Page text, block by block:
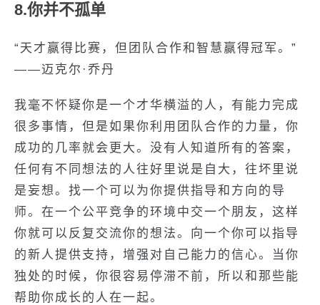
8.你并不孤单
“天才赢得比赛，但团队合作和智慧赢得冠军。”
——迈克尔·乔丹
我毫不怀疑你是一个才华横溢的人，有能力完成
很多事情，但是如果你利用团队合作的力量，你
成功的几率就会更大。没有人知道所有的答案，
任何有不同想法的人往好里说是自大，往坏里说
是妄想。找一个可以为你提供指导和方向的导
师。在一个公平竞争的环境中交一个朋友，这样
你就可以反复交流你的想法。向一个你可以指导
的新人提供支持，增强对自己能力的信心。当你
独处的时候，你很容易停滞不前，所以和那些能
帮助你成长的人在一起。